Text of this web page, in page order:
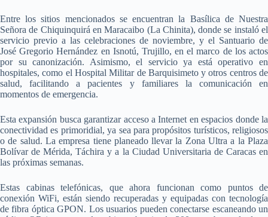
Entre los sitios mencionados se encuentran la Basílica de Nuestra
Señora de Chiquinquirá en Maracaibo (La Chinita), donde se instaló el
servicio previo a las celebraciones de noviembre, y el Santuario de
José Gregorio Hernández en Isnotú, Trujillo, en el marco de los actos
por su canonización. Asimismo, el servicio ya está operativo en
hospitales, como el Hospital Militar de Barquisimeto y otros centros de
salud, facilitando a pacientes y familiares la comunicación en
momentos de emergencia.
Esta expansión busca garantizar acceso a Internet en espacios donde la
conectividad es primoridial, ya sea para propósitos turísticos, religiosos
o de salud. La empresa tiene planeado llevar la Zona Ultra a la Plaza
Bolívar de Mérida, Táchira y a la Ciudad Universitaria de Caracas en
las próximas semanas.
Estas cabinas telefónicas, que ahora funcionan como puntos de
conexión WiFi, están siendo recuperadas y equipadas con tecnología
de fibra óptica GPON. Los usuarios pueden conectarse escaneando un